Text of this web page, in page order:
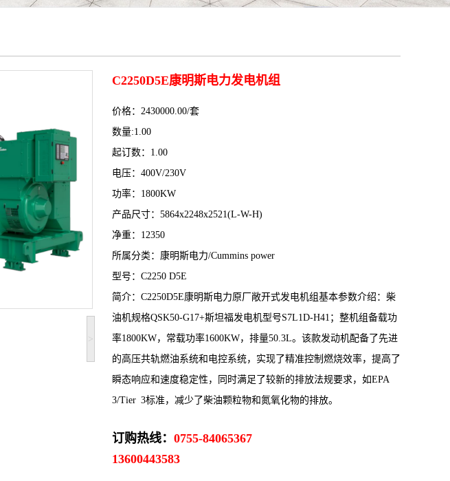
>
C2250D5E康明斯电力发电机组
价格：2430000.00/套
数量:1.00
起订数：1.00
电压：400V/230V
功率：1800KW
产品尺寸：5864x2248x2521(L-W-H)
净重：12350
所属分类：康明斯电力/Cummins power
型号：C2250 D5E
简介：C2250D5E康明斯电力原厂敞开式发电机组基本参数介绍：柴
油机规格QSK50-G17+斯坦福发电机型号S7L1D-H41；整机组备载功
率1800KW，常载功率1600KW，排量50.3L。该款发动机配备了先进
的高压共轨燃油系统和电控系统，实现了精准控制燃烧效率，提高了
瞬态响应和速度稳定性，同时满足了较新的排放法规要求，如EPA
3/Tier 3标准，减少了柴油颗粒物和氮氧化物的排放。
订购热线： 0755-84065367
13600443583